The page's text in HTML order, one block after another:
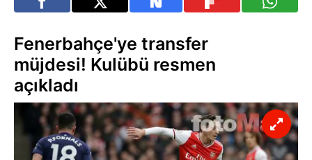
Fenerbahçe'ye transfer
müjdesi! Kulübü resmen
açıkladı